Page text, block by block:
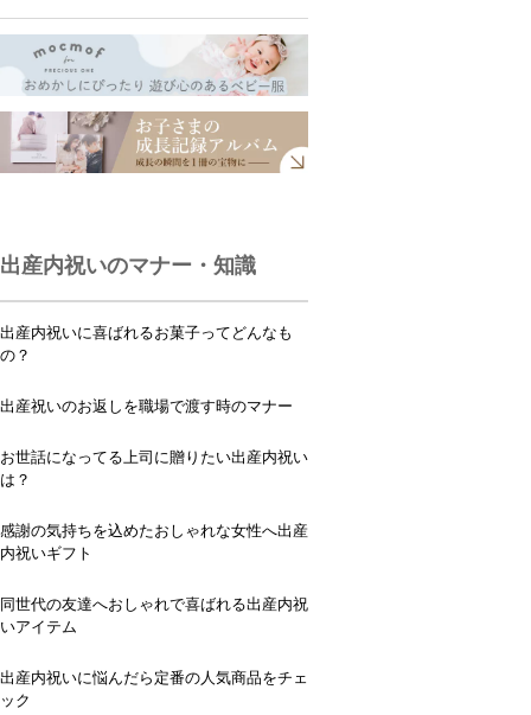
出産内祝いのマナー・知識
出産内祝いに喜ばれるお菓子ってどんなも
の？
出産祝いのお返しを職場で渡す時のマナー
お世話になってる上司に贈りたい出産内祝い
は？
感謝の気持ちを込めたおしゃれな女性へ出産
内祝いギフト
同世代の友達へおしゃれで喜ばれる出産内祝
いアイテム
出産内祝いに悩んだら定番の人気商品をチェ
ック